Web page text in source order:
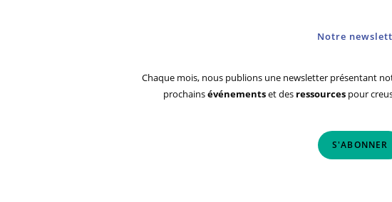
Notre
Chaque mois, nous publions une newsletter présentant
prochainsévénementset des ressources pour
S'ABONNER